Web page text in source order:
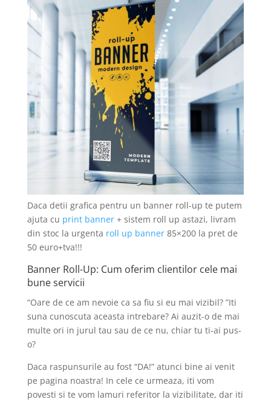
Daca detii grafica pentru un banner roll-up te putem
ajuta cu print banner+ sistem roll up astazi, livram
din stoc la urgenta roll up banner85×200 la pret de
50 euro+tva!!!
Banner Roll-Up: Cum oferim clientilor cele mai
bune servicii
“Oare de ce am nevoie ca sa fiu si eu mai vizibil? ”Iti
suna cunoscuta aceasta intrebare? Ai auzit-o de mai
multe ori in jurul tau sau de ce nu, chiar tu ti-ai pus-
o?
Daca raspunsurile au fost “DA!” atunci bine ai venit
pe pagina noastra! In cele ce urmeaza, iti vom
povesti si te vom lamuri referitor la vizibilitate, dar iti